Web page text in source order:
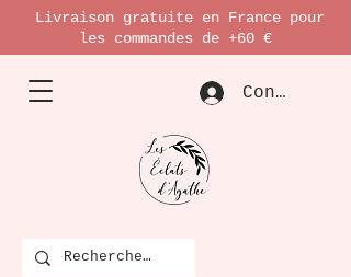
Livraison gratuite en France pour
les commandes de +60 €
Connexion